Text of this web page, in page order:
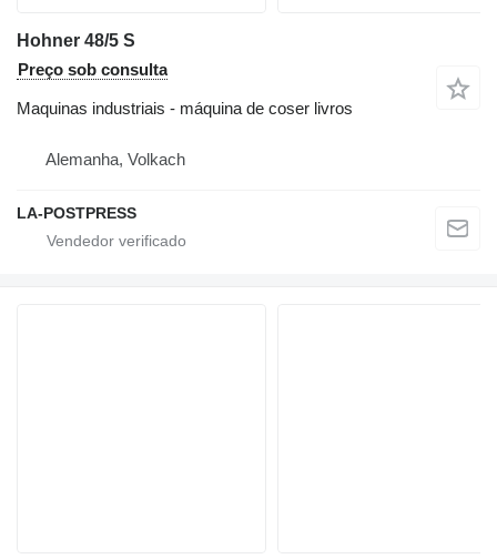
Hohner 48/5 S
Preço sob consulta
Maquinas industriais - máquina de coser livros
Alemanha, Volkach
LA-POSTPRESS